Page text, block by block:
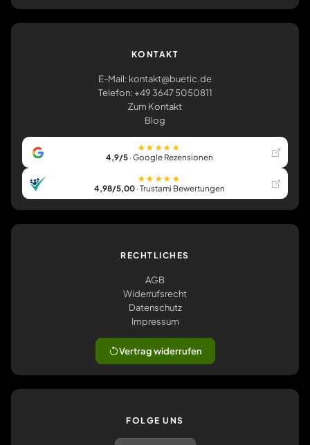
KONTAKT
E-Mail: kontakt@buetic.de
Telefon: +49 3647 5050811
Zum Kontakt
Blog
★★★★★
4,9/5· Google Rezensionen
★★★★★
4,98/5,00· Trustami Bewertungen
RECHTLICHES
AGB
Widerrufsrecht
Datenschutz
Impressum
Vertrag widerrufen
FOLGE UNS